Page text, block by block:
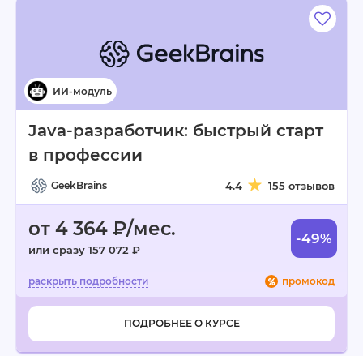
Java-разработчик: быстрый старт
в профессии
GeekBrains 4.4 155 отзывов
от 4 364 ₽/мес.
или сразу 157 072 ₽
-49%
промокод
ПОДРОБНЕЕ О КУРСЕ